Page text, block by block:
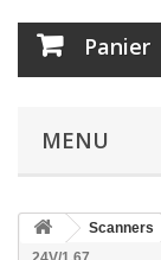
Panier
MENU
Scanners